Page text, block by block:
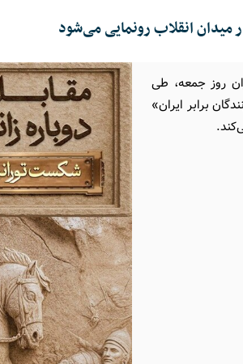
میدان انقلاب رونمایی می‌شود
روز جمعه، طی
برابر ایران»